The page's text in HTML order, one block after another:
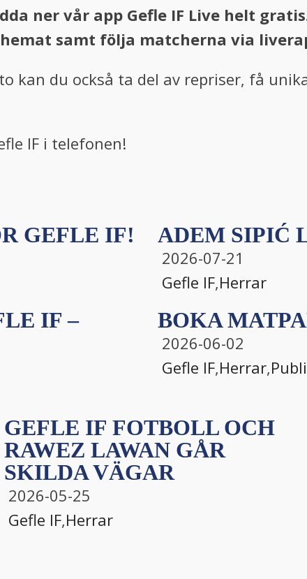
ner vår app Gefle IF Live helt
samt följa matcherna via
kan du också ta del av repriser, få
IF i telefonen!
GEFLE IF! ADEM SIPIĆ
2026-07-21
Gefle IF,Herrar
IF –
BOKA
2026-06-02
Gefle IF,Herrar,
GEFLE IF FOTBOLL OCH
RAWEZ LAWAN GÅR
SKILDA VÄGAR
2026-05-25
Gefle IF,Herrar